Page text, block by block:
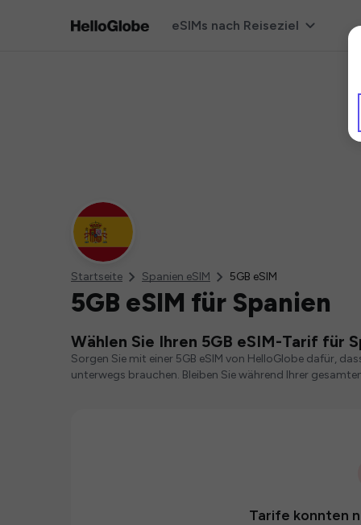
eSIMs nach Reiseziel
Startseite Spanien eSIM 5GB eSIM
5GB eSIM für Spanien
Wählen Sie Ihren 5GB eSIM-Tarif für
Sorgen Sie mit einer 5GB eSIM von HelloGlobe dafür,
unterwegs brauchen. Bleiben Sie während Ihrer
Tarife konnten